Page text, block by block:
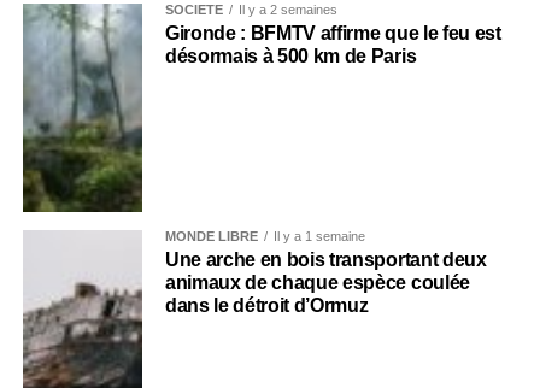
SOCIÉTÉ Il y a 2 semaines
Gironde : BFMTV affirme que le feu est
désormais à 500 km de Paris
MONDE LIBRE Il y a 1 semaine
Une arche en bois transportant deux
animaux de chaque espèce coulée
dans le détroit d’Ormuz